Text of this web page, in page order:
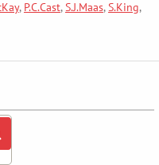
, P.C.Cast,S.J.Maas,S.King,